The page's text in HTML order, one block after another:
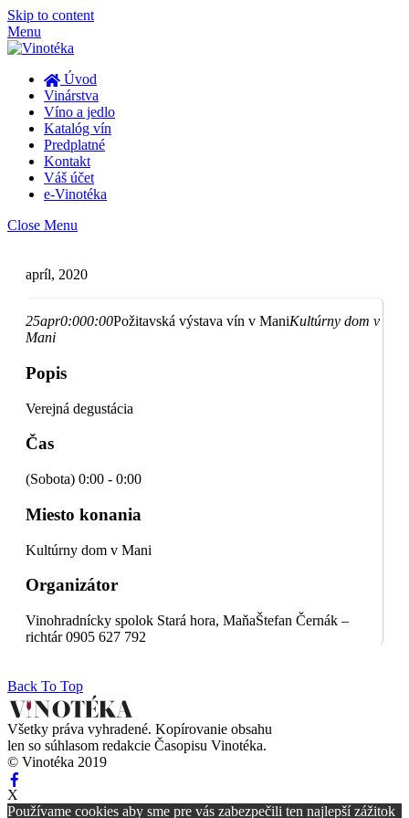
Skip to content
Menu
Úvod
Vinárstva
Víno a jedlo
Katalóg vín
Predplatné
Kontakt
Váš účet
e-Vinotéka
Close Menu
apríl, 2020
25apr0:000:00Požitavská výstava vín v ManiKultúrny dom v
Mani
Popis
Verejná degustácia
Čas
(Sobota) 0:00 - 0:00
Miesto konania
Kultúrny dom v Mani
Organizátor
Vinohradnícky spolok Stará hora, MaňaŠtefan Černák –
richtár 0905 627 792
Back To Top
Všetky práva vyhradené. Kopírovanie obsahu
len so súhlasom redakcie Časopisu Vinotéka.
© Vinotéka 2019
X
Používame cookies aby sme pre vás zabezpečili ten najlepší zážitok